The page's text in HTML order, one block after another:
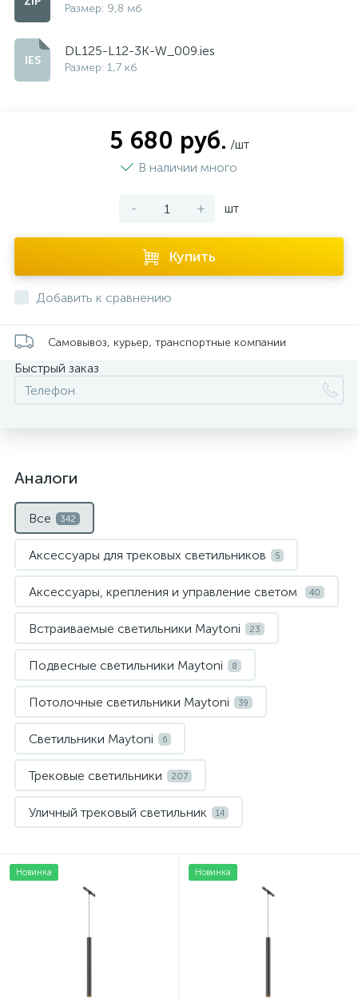
Размер: 9,8 мб
DL125-L12-3K-W_009.ies
Размер: 1,7 кб
5 680 руб. /шт
В наличии много
- + шт
Купить
Добавить к сравнению
Самовывоз, курьер, транспортные компании
Быстрый заказ
Аналоги
Все 342
Аксессуары для трековых светильников 5
Аксессуары, крепления и управление светом 40
Встраиваемые светильники Maytoni 23
Подвесные светильники Maytoni 8
Потолочные светильники Maytoni 39
Светильники Maytoni 6
Трековые светильники 207
Уличный трековый светильник 14
Новинка Новинка